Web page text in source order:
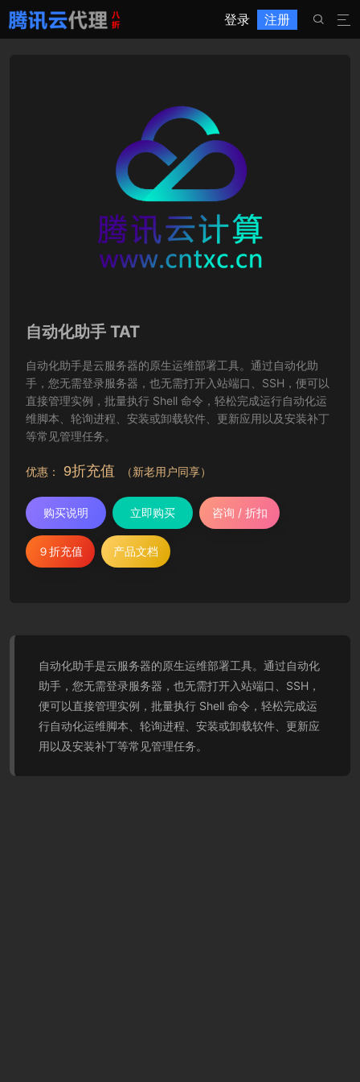
登录 注册 

自动化助手 TAT
自动化助手是云服务器的原生运维部署工具。通过自动化助
手，您无需登录服务器，也无需打开入站端口、SSH，便可以
直接管理实例，批量执行 Shell 命令，轻松完成运行自动化运
维脚本、轮询进程、安装或卸载软件、更新应用以及安装补丁
等常见管理任务。
优惠： 9折充值 （新老用户同享）
购买说明 立即购买 咨询 / 折扣
９折充值 产品文档
自动化助手是云服务器的原生运维部署工具。通过自动化
助手，您无需登录服务器，也无需打开入站端口、SSH，
便可以直接管理实例，批量执行 Shell 命令，轻松完成运
行自动化运维脚本、轮询进程、安装或卸载软件、更新应
用以及安装补丁等常见管理任务。